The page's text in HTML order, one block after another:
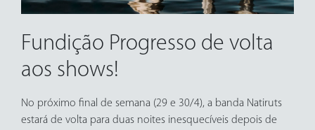
Fundição Progresso de volta
aos shows!
No próximo final de semana (29 e 30/4), a banda Natiruts
estará de volta para duas noites inesquecíveis depois de